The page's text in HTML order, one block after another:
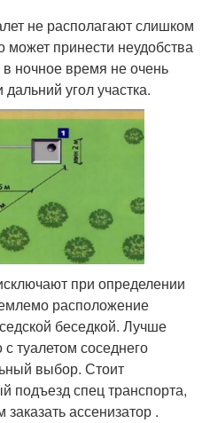
не располагают слишком
принести неудобства
ночное время не очень
угол участка.
при определении
расположение
беседкой. Лучше
туалетом соседнего
выбор. Стоит
подъезд спец транспорта,
ассенизатор .